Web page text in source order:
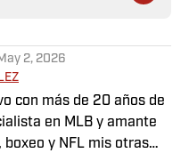
2, 2026
con más de 20 años de
en MLB y amante
boxeo y NFL mis otras